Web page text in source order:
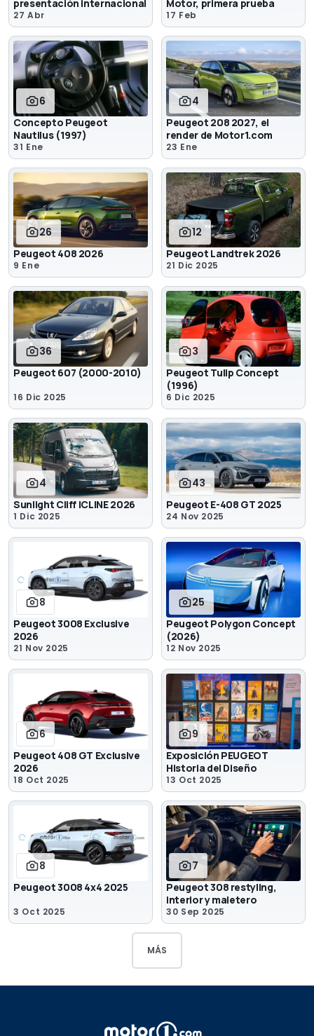
presentación internacional
27 Abr
Motor, primera prueba
17 Feb
6
Concepto Peugeot
Nautilus (1997)
31 Ene
4
Peugeot 208 2027, el
render de Motor1.com
23 Ene
26
Peugeot 408 2026
9 Ene
12
Peugeot Landtrek 2026
21 Dic 2025
36
Peugeot 607 (2000-2010)
16 Dic 2025
3
Peugeot Tulip Concept
(1996)
6 Dic 2025
4
Sunlight Cliff ICLINE 2026
1 Dic 2025
43
Peugeot E-408 GT 2025
24 Nov 2025
8
Peugeot 3008 Exclusive
2026
21 Nov 2025
25
Peugeot Polygon Concept
(2026)
12 Nov 2025
6
Peugeot 408 GT Exclusive
2026
18 Oct 2025
9
Exposición PEUGEOT
Historia del Diseño
13 Oct 2025
8
Peugeot 3008 4x4 2025
3 Oct 2025
7
Peugeot 308 restyling,
interior y maletero
30 Sep 2025
MÁS